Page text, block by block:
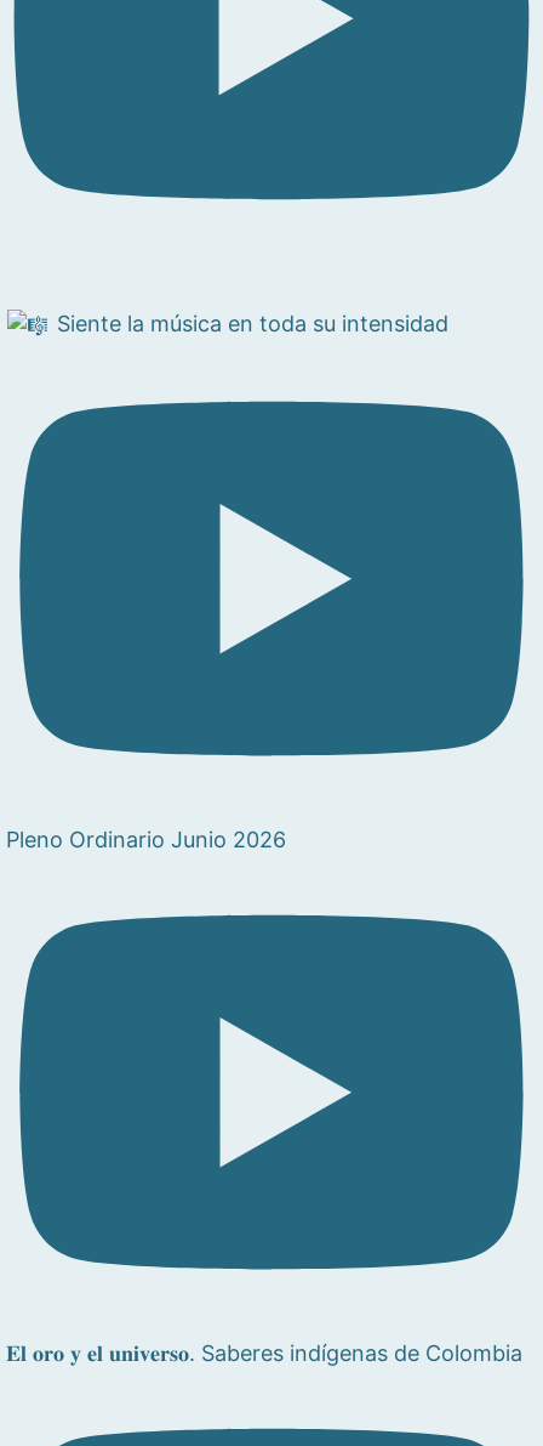
Siente la música en toda su intensidad
Pleno Ordinario Junio 2026
𝐄𝐥 𝐨𝐫𝐨 𝐲 𝐞𝐥 𝐮𝐧𝐢𝐯𝐞𝐫𝐬𝐨. Saberes indígenas de Colombia